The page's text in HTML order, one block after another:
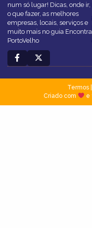
num só lugar! Dicas, onde ir,
o que fazer, as melhores
empresas, locais, serviços e
muito mais no guia Encontra
PortoVelho
Termos|
Criado com
e